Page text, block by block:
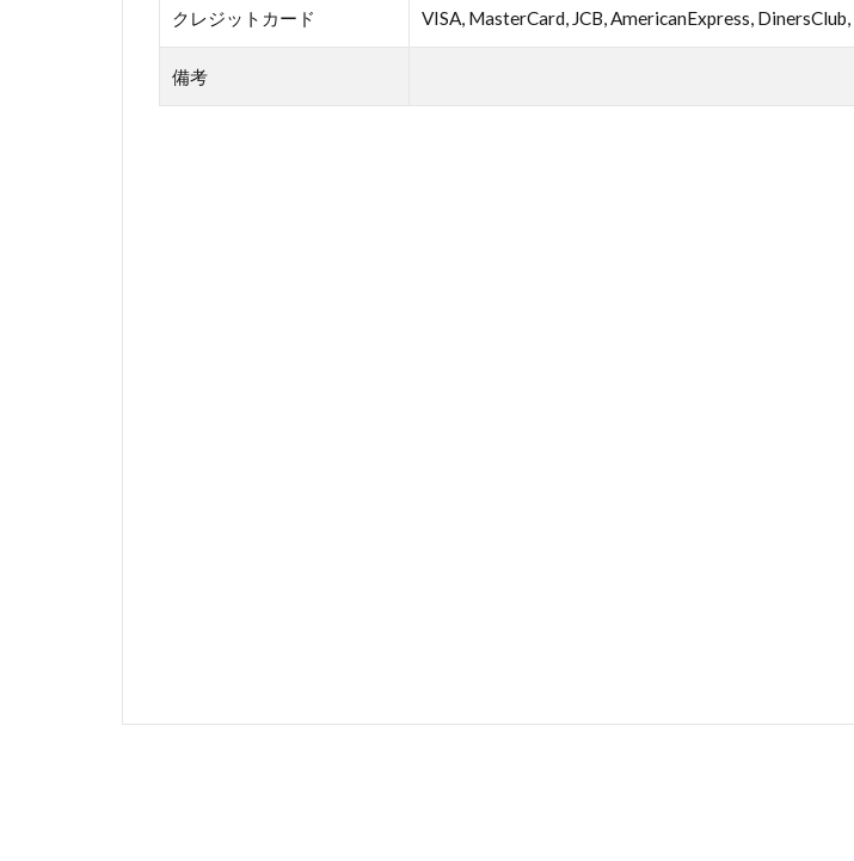
クレジットカード VISA, MasterCard, JCB, AmericanExpress, DinersClub,
備考